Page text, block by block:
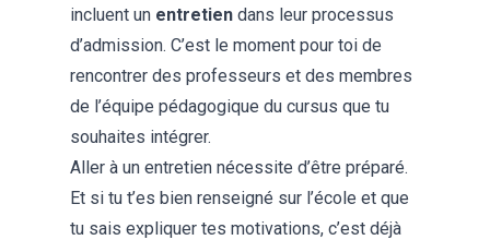
incluent un entretien dans leur processus
d’admission. C’est le moment pour toi de
rencontrer des professeurs et des membres
de l’équipe pédagogique du cursus que tu
souhaites intégrer.
Aller à un entretien nécessite d’être préparé.
Et si tu t’es bien renseigné sur l’école et que
tu sais expliquer tes motivations, c’est déjà